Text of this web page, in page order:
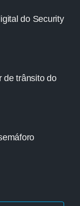
do Security
de trânsito do